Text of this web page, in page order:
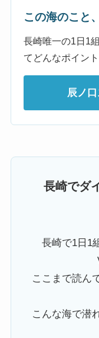
この海のこと
長崎唯一の1日1
てどんなポイント
辰ノ
長崎でダ
長崎で1日1
ここまで読ん
こんな海で潜